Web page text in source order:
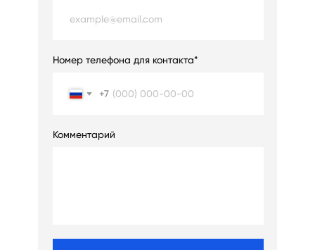
Номер телефона для контакта*
+7
Комментарий